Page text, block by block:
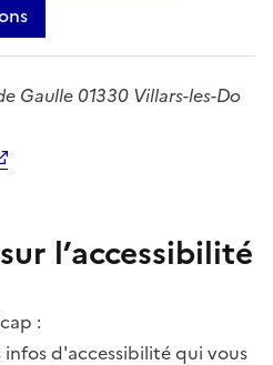
Gaulle 01330 Villars-les-Do
l’accessibilité
:
d'accessibilité qui vous